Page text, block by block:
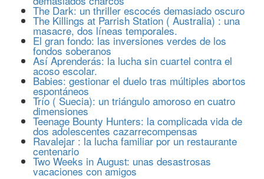
The Dark: un thriller escocés demasiado oscuro
The Killings at Parrish Station ( Australia) : una
masacre, dos líneas temporales.
El gran fondo: las inversiones verdes de los
fondos soberanos
Así Aprenderás: la lucha sin cuartel contra el
acoso escolar.
Babies: gestionar el duelo tras múltiples abortos
espontáneos
Trío ( Suecia): un triángulo amoroso en cuatro
dimensiones
Teenage Bounty Hunters: la complicada vida de
dos adolescentes cazarrecompensas
Ravalejar : la lucha familiar por un restaurante
centenario
Two Weeks in August: unas desastrosas
vacaciones con amigos